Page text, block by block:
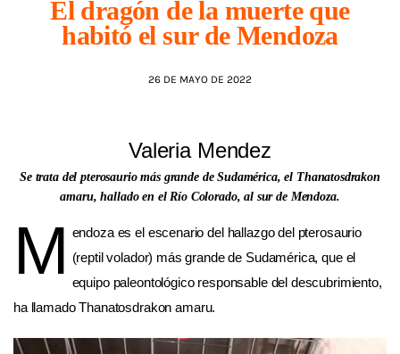
AGENDA
El dragón de la muerte que
habitó el sur de Mendoza
26 DE MAYO DE 2022
Valeria Mendez
Se trata del pterosaurio más grande de Sudamérica, el Thanatosdrakon
amaru, hallado en el Río Colorado, al sur de Mendoza.
M endoza es el escenario del hallazgo del pterosaurio
(reptil volador) más grande de Sudamérica, que el
equipo paleontológico responsable del descubrimiento,
ha llamado Thanatosdrakon amaru.